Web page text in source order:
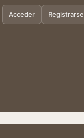
Acceder Registrarse